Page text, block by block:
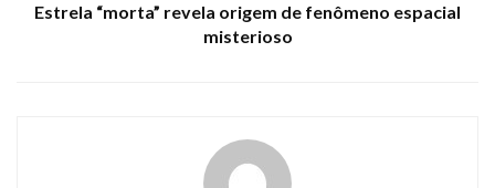
Estrela “morta” revela origem de fenômeno espacial
misterioso